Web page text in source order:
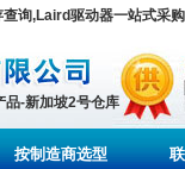
询,Laird驱动器一站式采购
品-新加坡2号仓库
按制造商选型